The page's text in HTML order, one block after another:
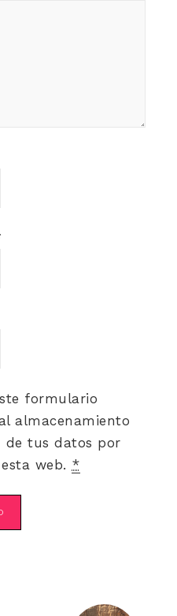
formulario
almacenamiento
de tus datos por
web. *